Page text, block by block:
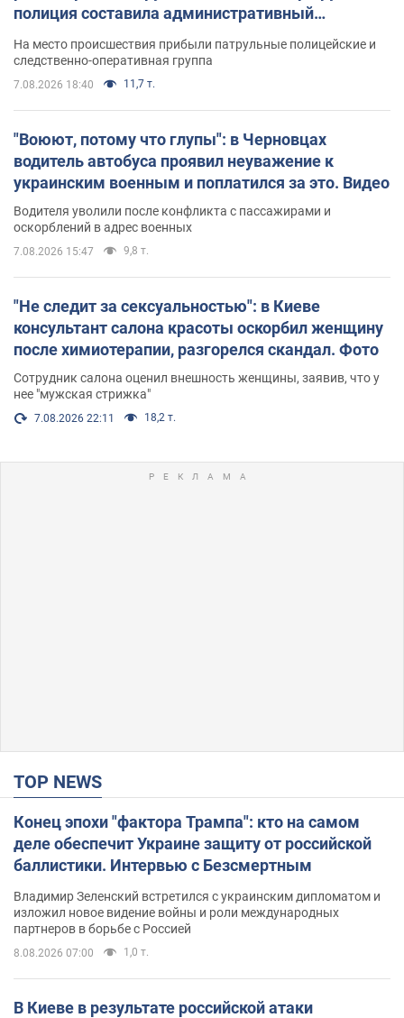
полиция составила административный
На место происшествия прибыли патрульные полицейские и
следственно-оперативная группа
7.08.2026 18:40 11,7 т.
"Воюют, потому что глупы": в Черновцах
водитель автобуса проявил неуважение к
украинским военным и поплатился за это. Видео
Водителя уволили после конфликта с пассажирами и
оскорблений в адрес военных
7.08.2026 15:47 9,8 т.
"Не следит за сексуальностью": в Киеве
консультант салона красоты оскорбил женщину
после химиотерапии, разгорелся скандал. Фото
Сотрудник салона оценил внешность женщины, заявив, что у
нее "мужская стрижка"
7.08.2026 22:11 18,2 т.
TOP NEWS
Конец эпохи "фактора Трампа": кто на самом
деле обеспечит Украине защиту от российской
баллистики. Интервью с Безсмертным
Владимир Зеленский встретился с украинским дипломатом и
изложил новое видение войны и роли международных
партнеров в борьбе с Россией
8.08.2026 07:00 1,0 т.
В Киеве в результате российской атаки